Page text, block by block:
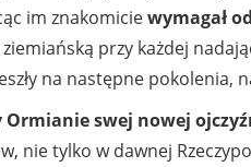
im znakomiciewymagał
ziemiańską przy każdej
na następne pokolenia,
Ormianie swej nowej
nie tylko w dawnej